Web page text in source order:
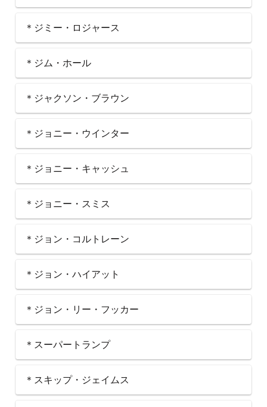
＊ジミー・ロジャース
＊ジム・ホール
＊ジャクソン・ブラウン
＊ジョニー・ウインター
＊ジョニー・キャッシュ
＊ジョニー・スミス
＊ジョン・コルトレーン
＊ジョン・ハイアット
＊ジョン・リー・フッカー
＊スーパートランプ
＊スキップ・ジェイムス